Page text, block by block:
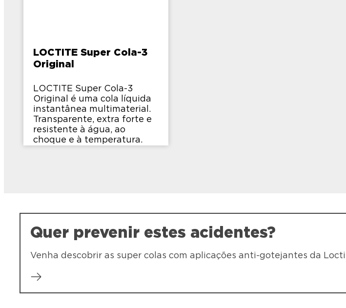
LOCTITE Super Cola-3
Original
LOCTITE Super Cola-3
Original é uma cola líquida
instantânea multimaterial.
Transparente, extra forte e
resistente à água, ao
choque e à temperatura.
Quer prevenir estes acidentes?
Venha descobrir as super colas com aplicações anti-gotejantes da